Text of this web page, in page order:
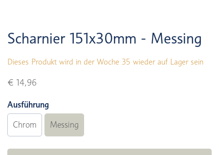
Scharnier 151x30mm - Messing
Dieses Produkt wird in der Woche 35 wieder auf Lager sein
€ 14,96
Ausführung
Chrom Messing